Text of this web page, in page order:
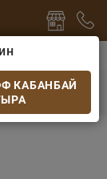
со вкусом
и лука 70
КАБАНБАЙ